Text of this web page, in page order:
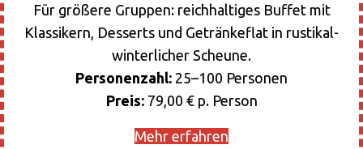
Für größere Gruppen: reichhaltiges Buffet mit
Klassikern, Desserts und Getränkeflat in rustikal-
winterlicher Scheune.
Personenzahl: 25–100 Personen
Preis:79,00 € p. Person
Mehr erfahren